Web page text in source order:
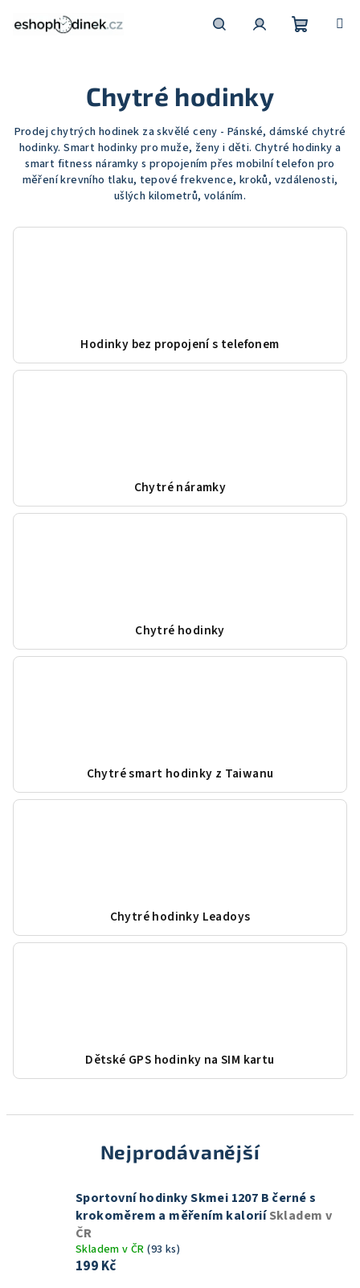
Chytré hodinky
Prodej chytrých hodinek za skvělé ceny - Pánské, dámské chytré
hodinky. Smart hodinky pro muže, ženy i děti. Chytré hodinky a
smart fitness náramky s propojením přes mobilní telefon pro
měření krevního tlaku, tepové frekvence, kroků, vzdálenosti,
ušlých kilometrů, voláním.
Hodinky bez propojení s telefonem
Chytré náramky
Chytré hodinky
Chytré smart hodinky z Taiwanu
Chytré hodinky Leadoys
Dětské GPS hodinky na SIM kartu
Nejprodávanější
Sportovní hodinky Skmei 1207 B černé s
krokoměrem a měřením kaloriíSkladem v
ČR
Skladem v ČR(93 ks)
199 Kč